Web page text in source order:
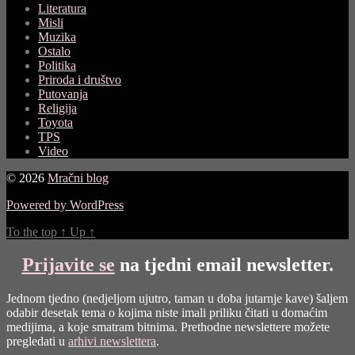
Literatura
Misli
Muzika
Ostalo
Politika
Priroda i društvo
Putovanja
Religija
Toyota
TPS
Video
© 2026 Mračni blog
Powered by WordPress
To the top ↑ Up ↑
Prijavite se na tjedni email newsletter.
Jednom tjedno (nedjeljom ujutro, taman u doba jutarnje kave) šaljem
odabir desetak tema o kojima niste imali priliku čitati u domaćim
medijima, a koje smatram bitnima. Prethodne newslettere možete
pregledati u arhivi newslettera.